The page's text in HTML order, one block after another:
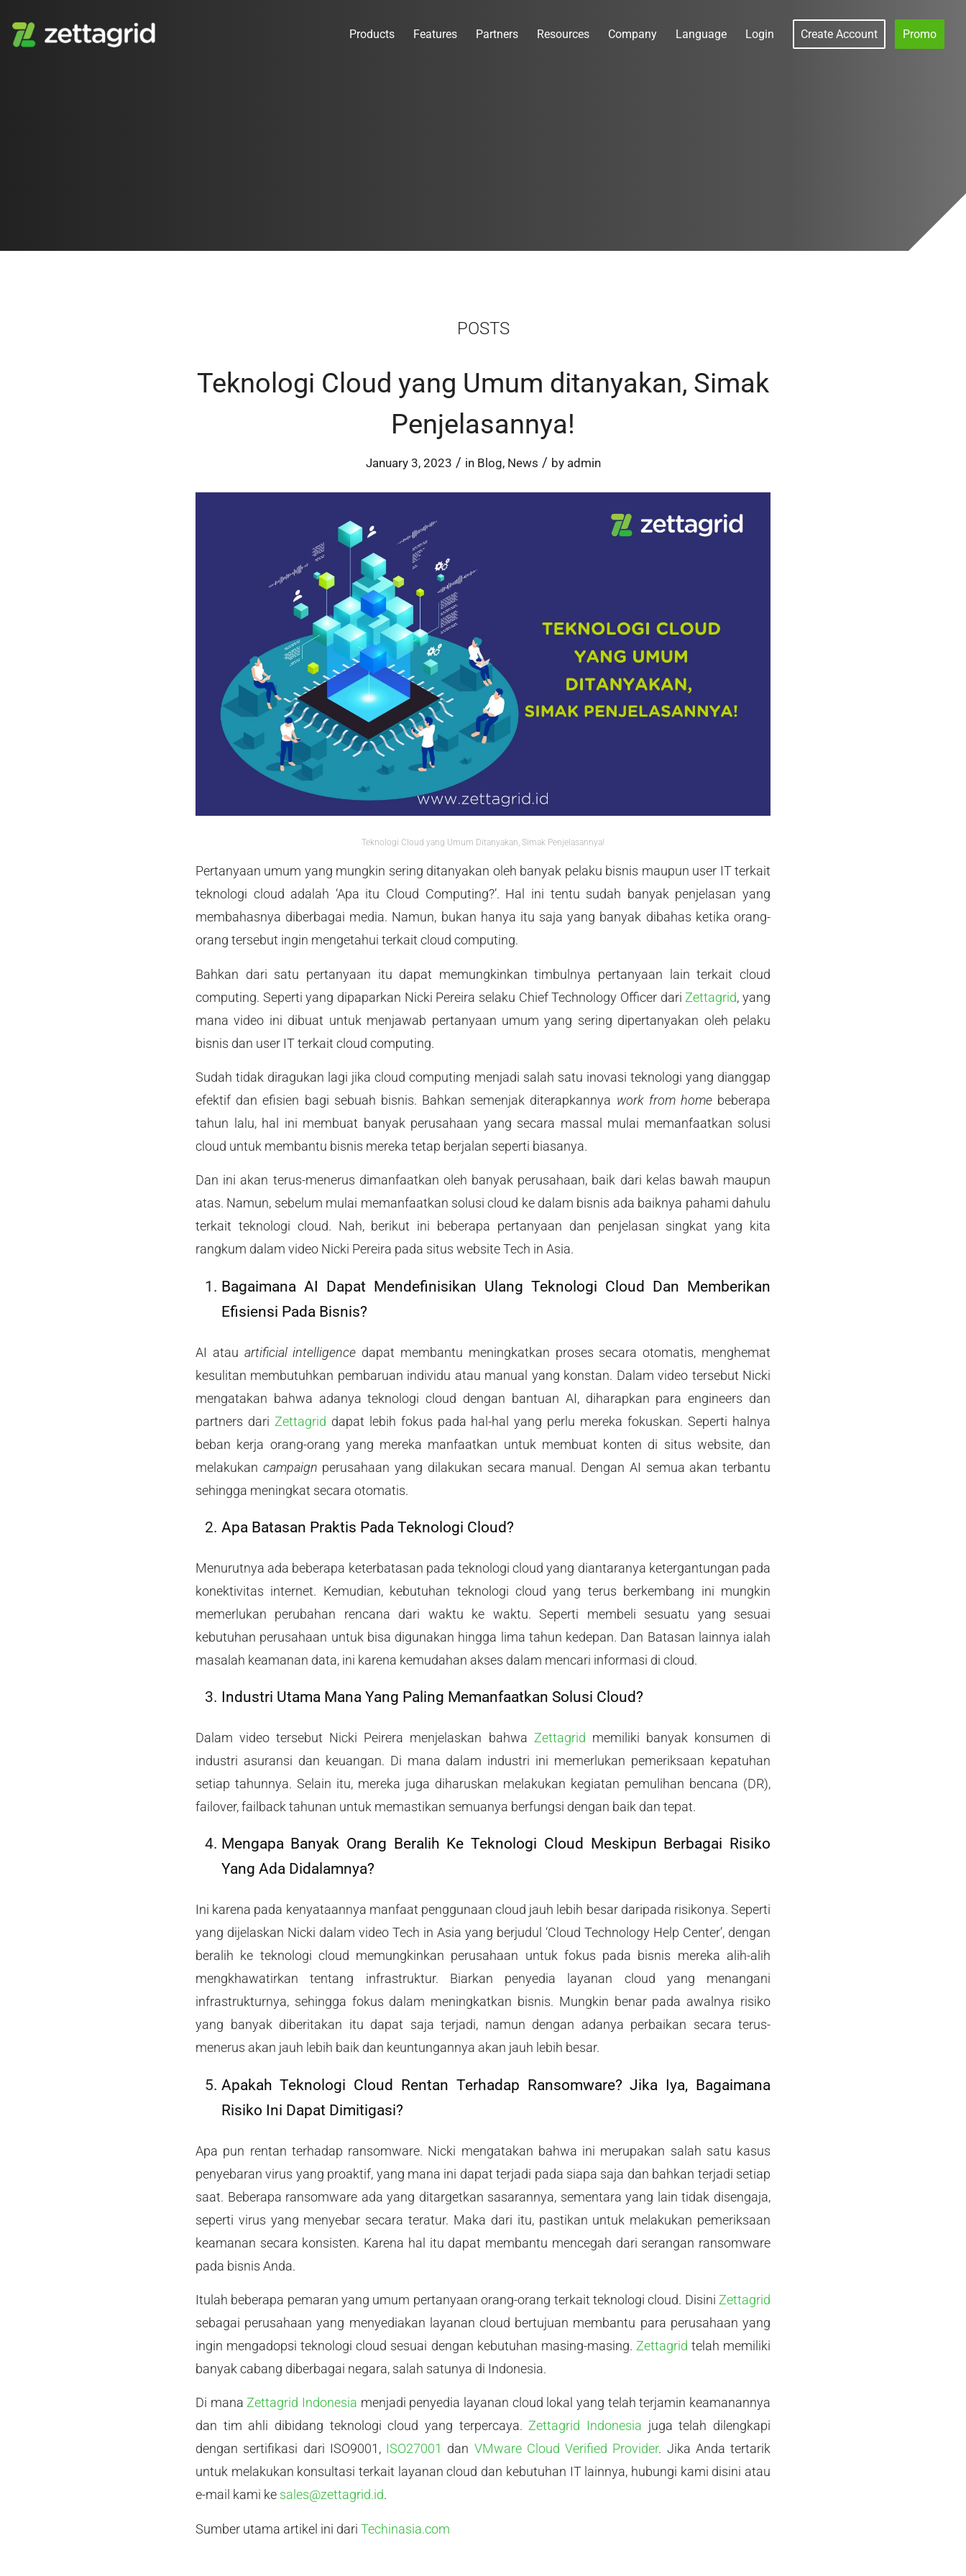
Products Features Partners Resources Company Language Login Create Account Promo
POSTS
Teknologi Cloud yang Umum ditanyakan, Simak
Penjelasannya!
January 3, 2023 / in Blog, News / by admin
Teknologi Cloud yang Umum Ditanyakan, Simak Penjelasannya!
Pertanyaan umum yang mungkin sering ditanyakan oleh banyak pelaku bisnis maupun user IT terkait
teknologi cloud adalah ‘Apa itu Cloud Computing?’. Hal ini tentu sudah banyak penjelasan yang
membahasnya diberbagai media. Namun, bukan hanya itu saja yang banyak dibahas ketika orang-
orang tersebut ingin mengetahui terkait cloud computing.
Bahkan dari satu pertanyaan itu dapat memungkinkan timbulnya pertanyaan lain terkait cloud
computing. Seperti yang dipaparkan Nicki Pereira selaku Chief Technology Officer dari Zettagrid, yang
mana video ini dibuat untuk menjawab pertanyaan umum yang sering dipertanyakan oleh pelaku
bisnis dan user IT terkait cloud computing.
Sudah tidak diragukan lagi jika cloud computing menjadi salah satu inovasi teknologi yang dianggap
efektif dan efisien bagi sebuah bisnis. Bahkan semenjak diterapkannya work from home beberapa
tahun lalu, hal ini membuat banyak perusahaan yang secara massal mulai memanfaatkan solusi
cloud untuk membantu bisnis mereka tetap berjalan seperti biasanya.
Dan ini akan terus-menerus dimanfaatkan oleh banyak perusahaan, baik dari kelas bawah maupun
atas. Namun, sebelum mulai memanfaatkan solusi cloud ke dalam bisnis ada baiknya pahami dahulu
terkait teknologi cloud. Nah, berikut ini beberapa pertanyaan dan penjelasan singkat yang kita
rangkum dalam video Nicki Pereira pada situs website Tech in Asia.
Bagaimana AI Dapat Mendefinisikan Ulang Teknologi Cloud Dan Memberikan
Efisiensi Pada Bisnis?
AI atau artificial intelligence dapat membantu meningkatkan proses secara otomatis, menghemat
kesulitan membutuhkan pembaruan individu atau manual yang konstan. Dalam video tersebut Nicki
mengatakan bahwa adanya teknologi cloud dengan bantuan AI, diharapkan para engineers dan
partners dari Zettagrid dapat lebih fokus pada hal-hal yang perlu mereka fokuskan. Seperti halnya
beban kerja orang-orang yang mereka manfaatkan untuk membuat konten di situs website, dan
melakukan campaign perusahaan yang dilakukan secara manual. Dengan AI semua akan terbantu
sehingga meningkat secara otomatis.
Apa Batasan Praktis Pada Teknologi Cloud?
Menurutnya ada beberapa keterbatasan pada teknologi cloud yang diantaranya ketergantungan pada
konektivitas internet. Kemudian, kebutuhan teknologi cloud yang terus berkembang ini mungkin
memerlukan perubahan rencana dari waktu ke waktu. Seperti membeli sesuatu yang sesuai
kebutuhan perusahaan untuk bisa digunakan hingga lima tahun kedepan. Dan Batasan lainnya ialah
masalah keamanan data, ini karena kemudahan akses dalam mencari informasi di cloud.
Industri Utama Mana Yang Paling Memanfaatkan Solusi Cloud?
Dalam video tersebut Nicki Peirera menjelaskan bahwa Zettagrid memiliki banyak konsumen di
industri asuransi dan keuangan. Di mana dalam industri ini memerlukan pemeriksaan kepatuhan
setiap tahunnya. Selain itu, mereka juga diharuskan melakukan kegiatan pemulihan bencana (DR),
failover, failback tahunan untuk memastikan semuanya berfungsi dengan baik dan tepat.
Mengapa Banyak Orang Beralih Ke Teknologi Cloud Meskipun Berbagai Risiko
Yang Ada Didalamnya?
Ini karena pada kenyataannya manfaat penggunaan cloud jauh lebih besar daripada risikonya. Seperti
yang dijelaskan Nicki dalam video Tech in Asia yang berjudul ‘Cloud Technology Help Center’, dengan
beralih ke teknologi cloud memungkinkan perusahaan untuk fokus pada bisnis mereka alih-alih
mengkhawatirkan tentang infrastruktur. Biarkan penyedia layanan cloud yang menangani
infrastrukturnya, sehingga fokus dalam meningkatkan bisnis. Mungkin benar pada awalnya risiko
yang banyak diberitakan itu dapat saja terjadi, namun dengan adanya perbaikan secara terus-
menerus akan jauh lebih baik dan keuntungannya akan jauh lebih besar.
Apakah Teknologi Cloud Rentan Terhadap Ransomware? Jika Iya, Bagaimana
Risiko Ini Dapat Dimitigasi?
Apa pun rentan terhadap ransomware. Nicki mengatakan bahwa ini merupakan salah satu kasus
penyebaran virus yang proaktif, yang mana ini dapat terjadi pada siapa saja dan bahkan terjadi setiap
saat. Beberapa ransomware ada yang ditargetkan sasarannya, sementara yang lain tidak disengaja,
seperti virus yang menyebar secara teratur. Maka dari itu, pastikan untuk melakukan pemeriksaan
keamanan secara konsisten. Karena hal itu dapat membantu mencegah dari serangan ransomware
pada bisnis Anda.
Itulah beberapa pemaran yang umum pertanyaan orang-orang terkait teknologi cloud. Disini Zettagrid
sebagai perusahaan yang menyediakan layanan cloud bertujuan membantu para perusahaan yang
ingin mengadopsi teknologi cloud sesuai dengan kebutuhan masing-masing. Zettagrid telah memiliki
banyak cabang diberbagai negara, salah satunya di Indonesia.
Di manaZettagrid Indonesia menjadi penyedia layanan cloud lokal yang telah terjamin keamanannya
dan tim ahli dibidang teknologi cloud yang terpercaya.Zettagrid Indonesia juga telah dilengkapi
dengan sertifikasi dari ISO9001, ISO27001 dan VMware Cloud Verified Provider. Jika Anda tertarik
untuk melakukan konsultasi terkait layanan cloud dan kebutuhan IT lainnya, hubungi kami disini atau
e-mail kami ke sales@zettagrid.id.
Sumber utama artikel ini dari Techinasia.com